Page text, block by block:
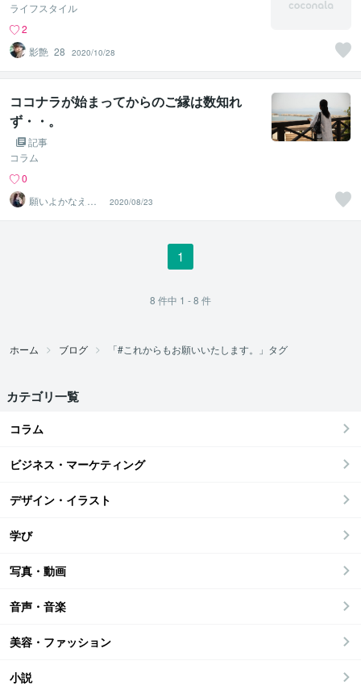
ライフスタイル
2
影艶_28
2020/10/28
ココナラが始まってからのご縁は数知れ
ず・・。
記事
コラム
0
願いよかなえ～
ゆりか～
2020/08/23
1
8 件中 1 - 8 件
ホーム ブログ 「#これからもお願いいたします。」タグ
カテゴリ一覧
コラム
ビジネス・マーケティング
デザイン・イラスト
学び
写真・動画
音声・音楽
美容・ファッション
小説